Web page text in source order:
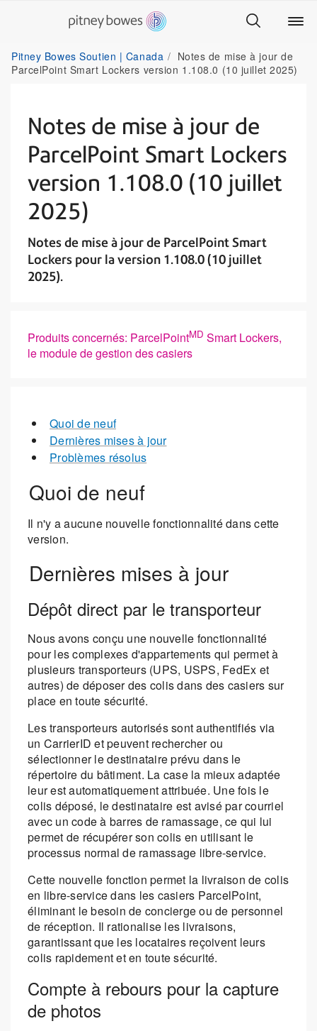
Pitney Bowes Soutien | Canada
Notes de mise à jour de
ParcelPoint Smart Lockers version 1.108.0 (10 juillet 2025)
Notes de mise à jour de
ParcelPoint Smart Lockers
version 1.108.0 (10 juillet
2025)
Notes de mise à jour de ParcelPoint Smart
Lockers pour la version 1.108.0 (10 juillet
2025).
Produits concernés: ParcelPointMD Smart Lockers,
le module de gestion des casiers
Quoi de neuf
Dernières mises à jour
Problèmes résolus
Quoi de neuf
Il n'y a aucune nouvelle fonctionnalité dans cette
version.
Dernières mises à jour
Dépôt direct par le transporteur
Nous avons conçu une nouvelle fonctionnalité
pour les complexes d'appartements qui permet à
plusieurs transporteurs (UPS, USPS, FedEx et
autres) de déposer des colis dans des casiers sur
place en toute sécurité.
Les transporteurs autorisés sont authentifiés via
un CarrierID et peuvent rechercher ou
sélectionner le destinataire prévu dans le
répertoire du bâtiment. La case la mieux adaptée
leur est automatiquement attribuée. Une fois le
colis déposé, le destinataire est avisé par courriel
avec un code à barres de ramassage, ce qui lui
permet de récupérer son colis en utilisant le
processus normal de ramassage libre-service.
Cette nouvelle fonction permet la livraison de colis
en libre-service dans les casiers ParcelPoint,
éliminant le besoin de concierge ou de personnel
de réception. Il rationalise les livraisons,
garantissant que les locataires reçoivent leurs
colis rapidement et en toute sécurité.
Compte à rebours pour la capture
de photos